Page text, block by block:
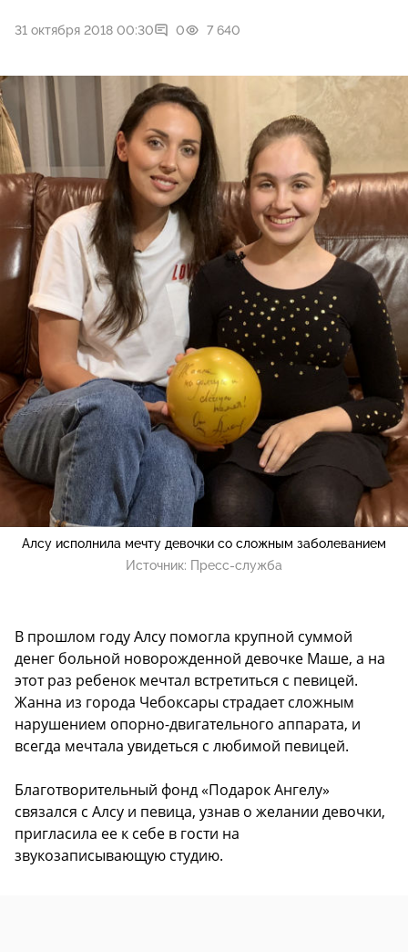
31 октября 2018 00:30 0 7 640
Алсу исполнила мечту девочки со сложным заболеванием
Источник: Пресс-служба
В прошлом году Алсу помогла крупной суммой
денег больной новорожденной девочке Маше, а на
этот раз ребенок мечтал встретиться с певицей.
Жанна из города Чебоксары страдает сложным
нарушением опорно-двигательного аппарата, и
всегда мечтала увидеться с любимой певицей.
Благотворительный фонд «Подарок Ангелу»
связался с Алсу и певица, узнав о желании девочки,
пригласила ее к себе в гости на
звукозаписывающую студию.